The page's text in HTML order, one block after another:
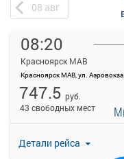
08 авг
08:20
Красноярск МАВ
Детали рейса
747.5 руб.
43 свободных мест